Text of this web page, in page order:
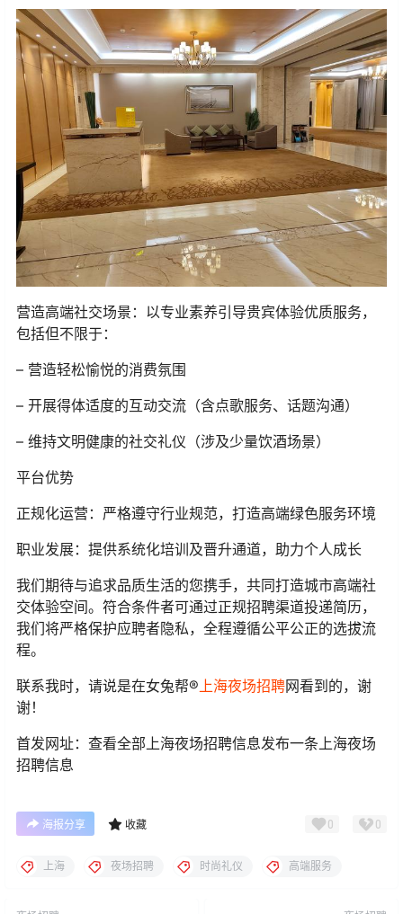
营造高端社交场景：以专业素养引导贵宾体验优质服务，
包括但不限于：
– 营造轻松愉悦的消费氛围
– 开展得体适度的互动交流（含点歌服务、话题沟通）
– 维持文明健康的社交礼仪（涉及少量饮酒场景）
平台优势
正规化运营：严格遵守行业规范，打造高端绿色服务环境
职业发展：提供系统化培训及晋升通道，助力个人成长
我们期待与追求品质生活的您携手，共同打造城市高端社
交体验空间。符合条件者可通过正规招聘渠道投递简历，
我们将严格保护应聘者隐私，全程遵循公平公正的选拔流
程。
联系我时，请说是在女兔帮®上海夜场招聘网看到的，谢
谢！
首发网址：查看全部上海夜场招聘信息发布一条上海夜场
招聘信息
海报分享 收藏 0 0
上海 夜场招聘 时尚礼仪 高端服务